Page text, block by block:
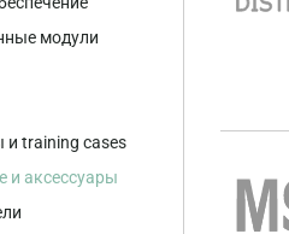
модули
и training cases
и аксессуары